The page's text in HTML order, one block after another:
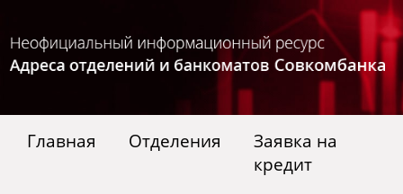
Главная Отделения
Заявка на
кредит